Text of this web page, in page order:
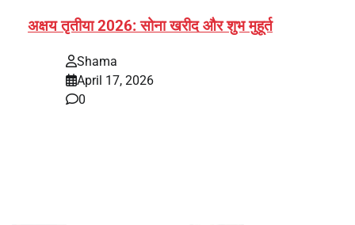
अक्षय तृतीया 2026: सोना खरीद और शुभ मुहूर्त
Shama
April 17, 2026
0